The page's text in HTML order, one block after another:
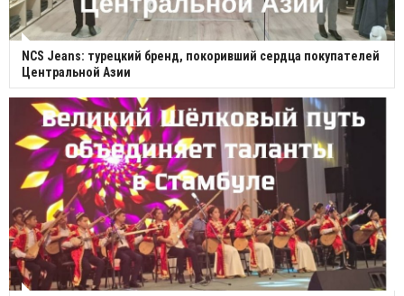
NCS Jeans: турецкий бренд, покоривший сердца покупателей
Центральной Азии